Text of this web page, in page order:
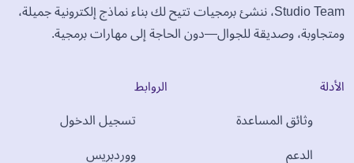
Studio Team، ننشئ برمجيات تتيح لك بناء نماذج إلكترونية جميلة،
ومتجاوبة، وصديقة للجوال—دون الحاجة إلى مهارات برمجية.
الأدلة
وثائق المساعدة
الدعم
الروابط
تسجيل الدخول
ووردبريس